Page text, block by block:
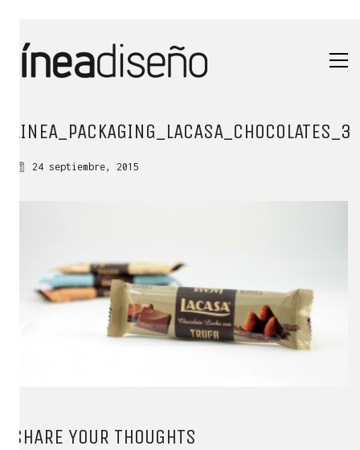
LINEA_PACKAGING_LACASA_CHOCOLATES_3
24 septiembre, 2015
SHARE YOUR THOUGHTS